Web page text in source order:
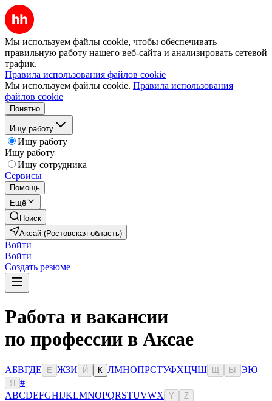
Мы используем файлы cookie, чтобы обеспечивать
правильную работу нашего веб-сайта и анализировать сетевой
трафик.
Правила использования файлов cookie
Мы используем файлы cookie. Правила использования
файлов cookie
Понятно
Ищу работу
Ищу работу
Ищу работу
Ищу сотрудника
Сервисы
Помощь
Ещё
Поиск
Аксай (Ростовская область)
Войти
Войти
Создать резюме
Работа и вакансии
по профессии в Аксае
АБВГДЕ Ё ЖЗИ Й К ЛМНОПРСТУФХЦЧШ Ы ЭЮ
Я
#
ABCDEFGHIJKLMNOPQRSTUVWX Y Z